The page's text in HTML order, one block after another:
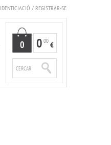
IDENTICIACIÓ / REGISTRAR-SE
0 0 00 €